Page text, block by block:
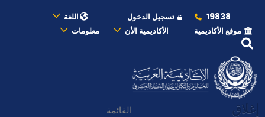
19838 تسجيل الدخول
اللغة
موقع الأكاديمية
الأكاديمية الأن معلومات
إغلاق القائمة